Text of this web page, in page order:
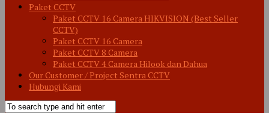
Paket CCTV
Paket CCTV 16 Camera HIKVISION (Best Seller
CCTV)
Paket CCTV 16 Camera
Paket CCTV 8 Camera
Paket CCTV 4 Camera Hilook dan Dahua
Our Customer / Project Sentra CCTV
Hubungi Kami